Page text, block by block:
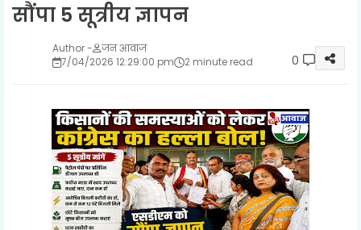
सौंपा 5 सूत्रीय ज्ञापन
जन आवाज
7/04/2026 12:29:00 pm
2 minute read 0